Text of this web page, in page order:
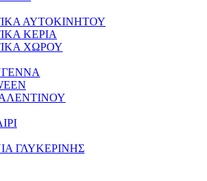
ΑΥΤΟΚΙΝΗΤΟΥ
ΚΕΡΙΑ
ΧΩΡΟΥ
ΓΛΥΚΕΡΙΝΗΣ